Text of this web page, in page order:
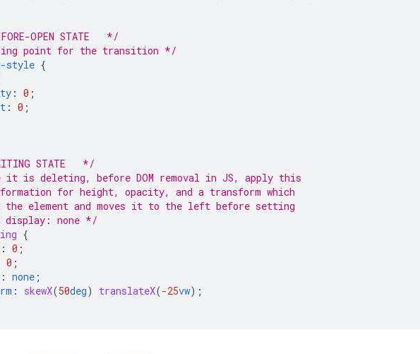
OPEN STATE   */
point for the transition */
style {
: 0 ;
: 0 ;
STATE   */
it is deleting, before DOM removal in JS, apply this
for height, opacity, and a transform which
the element and moves it to the left before setting
display: none */
{
: 0 ;
0 ;
: none ;
: skewX(50deg) translateX(-25vw);